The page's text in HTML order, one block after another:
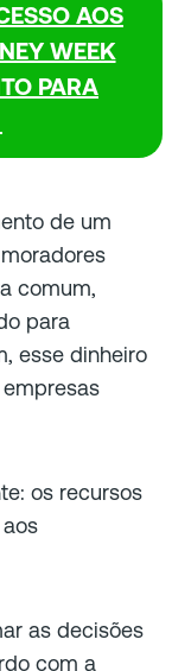
AOS
WEEK
PARA
de um
comum,
para
esse dinheiro
os recursos
as decisões
com a